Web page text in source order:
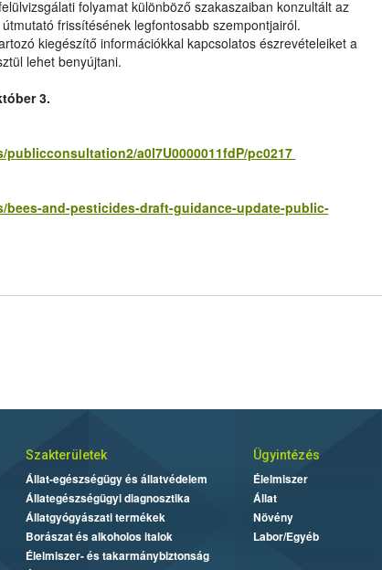
folyamat különböző szakaszaiban konzultált az
frissítésének legfontosabb szempontjairól.
kiegészítő információkkal kapcsolatos észrevételeiket a
lehet benyújtani.
3.
a0l7U0000011fdP/pc0217
bees-and-pesticides-draft-guidance-update-public-
Szakterületek
Állat-egészségügy és állatvédelem
Állategészségügyi diagnosztika
Állatgyógyászati termékek
Borászat és alkoholos italok
Élelmiszer- és takarmánybiztonság
Ügyintézés
Élelmiszer
Állat
Növény
Labor/Egyéb